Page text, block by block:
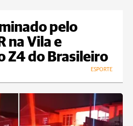
pelo
na Vila e
Z4 do Brasileiro
ESPORTE